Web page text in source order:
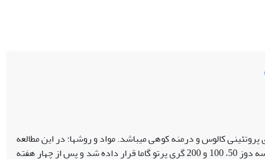
کالوس و درمنه کوهی میباشد. مواد و روش‏ها: در این مطالعه
جوانههای جانبی به همراه نوساقه گیاه پس از دو هفته رشد در محیط کشت MS در معرض سه دوز 50، 100 و 200 گری پرتو گاما قرار داده شد و پس از چهار هفته